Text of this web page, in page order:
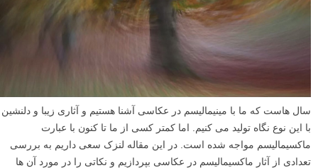
سال هاست که ما با مینیمالیسم در عکاسی آشنا هستیم و آثاری زیبا و دلنشین
با این نوع نگاه تولید می کنیم. اما کمتر کسی از ما تا کنون با عبارت
ماکسیمالیسم مواجه شده است. در این مقاله لنزک سعی داریم به بررسی
تعدادی از آثار ماکسیمالیسم در عکاسی بپردازیم و نکاتی را در مورد آن ها